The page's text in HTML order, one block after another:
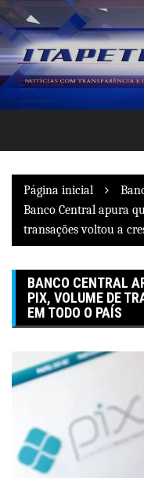
Pular
para
o
conteúdo
Página inicial
Banco Central apura
transações voltou a
BANCO CENTRAL
PIX, VOLUME DE
EM TODO O PAÍS